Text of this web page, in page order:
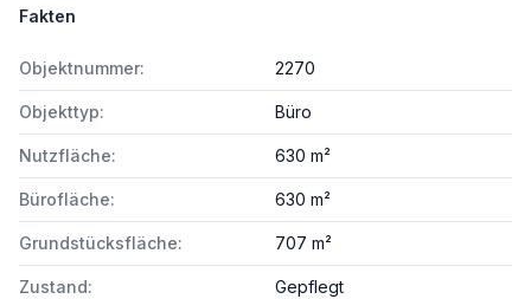
Fakten
Objektnummer: 2270
Objekttyp: Büro
Nutzfläche: 630 m²
Bürofläche: 630 m²
Grundstücksfläche: 707 m²
Zustand: Gepflegt